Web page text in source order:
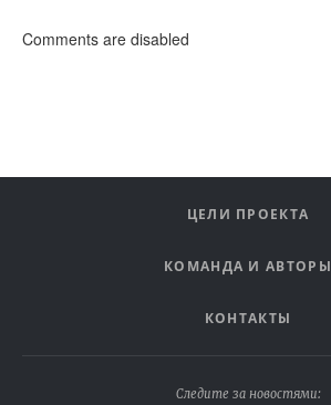
Comments are disabled
ЦЕЛИ ПРОЕКТА
КОМАНДА И АВТОРЫ
КОНТАКТЫ
Следите за новостями: